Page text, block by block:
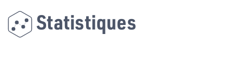
Statistiques